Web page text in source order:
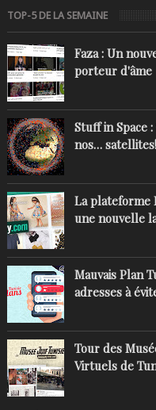
TOP-5 DE LA SEMAINE
Faza : Un
porteur d'âme
Stuff in Space
nos… satellites!
La plateforme
une nouvelle
Mauvais Plan
adresses à
Tour des
Virtuels de